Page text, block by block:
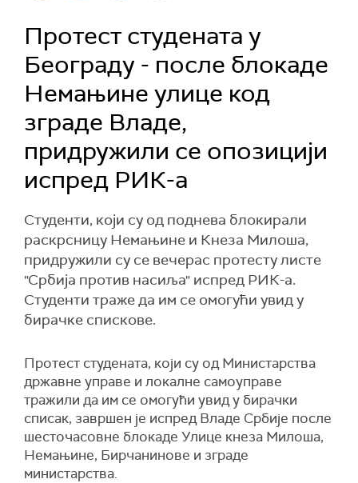
Протест студената у
Београду - после блокаде
Немањине улице код
зграде Владе,
придружили се опозицији
испред РИК-а
Студенти, који су од поднева блокирали
раскрсницу Немањине и Кнеза Милоша,
придружили су се вечерас протесту листе
"Србија против насиља" испред РИК-а.
Студенти траже да им се омогући увид у
бирачке спискове.
Протест студената, који су од Министарства
државне управе и локалне самоуправе
тражили да им се омогући увид у бирачки
списак, завршен је испред Владе Србије после
шесточасовне блокаде Улице кнеза Милоша,
Немањине, Бирчанинове и зграде
министарства.